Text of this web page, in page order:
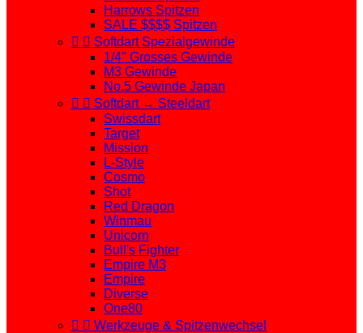
Harrows Spitzen
SALE $$$$ Spitzen
  Softdart Spezialgewinde
1/4" Grosses Gewinde
M3 Gewinde
No.5 Gewinde Japan
  Softdart → Steeldart
Swissdart
Target
Mission
L-Style
Cosmo
Shot
Red Dragon
Winmau
Unicorn
Bull's Fighter
Empire M3
Empire
Diverse
One80
  Werkzeuge & Spitzenwechsel